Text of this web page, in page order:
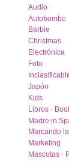
Audio
Autobombo
Barbie
Christmas
Electrónica
Foto
Japón
Kids
Libros ·
Madre in
Marcando
Marketing
Mascotas ·